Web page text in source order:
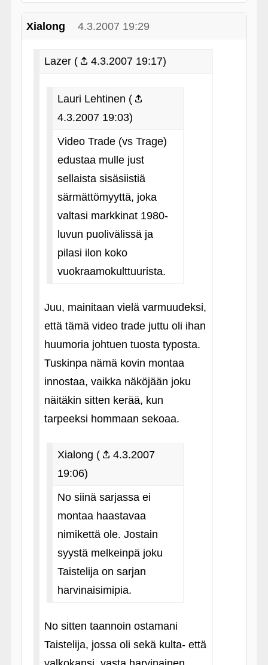
Xialong 4.3.2007 19:29
Lazer ( 4.3.2007 19:17)
Lauri Lehtinen (
4.3.2007 19:03)
Video Trade (vs Trage)
edustaa mulle just
sellaista sisäsiistiä
särmättömyyttä, joka
valtasi markkinat 1980-
luvun puolivälissä ja
pilasi ilon koko
vuokraamokulttuurista.
Juu, mainitaan vielä varmuudeksi,
että tämä video trade juttu oli ihan
huumoria johtuen tuosta typosta.
Tuskinpa nämä kovin montaa
innostaa, vaikka näköjään joku
näitäkin sitten kerää, kun
tarpeeksi hommaan sekoaa.
Xialong (
4.3.2007
19:06)
No siinä sarjassa ei
montaa haastavaa
nimikettä ole. Jostain
syystä melkeinpä joku
Taistelija on sarjan
harvinaisimipia.
No sitten taannoin ostamani
Taistelija, jossa oli sekä kulta- että